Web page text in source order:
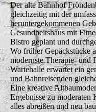
Der alte Bahnhof
gleichzeitig mit der
heruntergekommenen
Gesundheitshaus mit
Bistro geplant und
Wo früher Gepäckstücke
modernste Therapie- und
Wartehalle erwartet ein
und Bahnreisenden
Eine kreative
Ergebnisse zu moderaten
alles abreißen und neu